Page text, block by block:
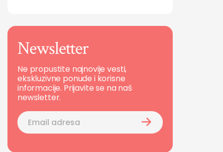
Newsletter
Ne propustite najnovije vesti,
ekskluzivne ponude i korisne
informacije. Prijavite se na naš
newsletter.